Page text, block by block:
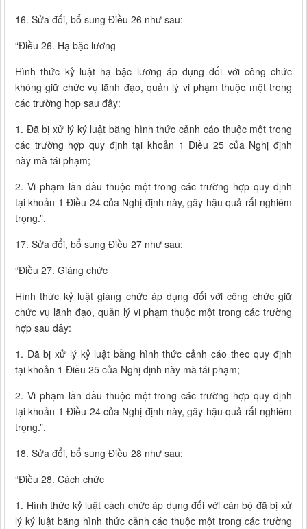
16. Sửa đổi, bổ sung Điều 26 như sau:
“Điều 26. Hạ bậc lương
Hình thức kỷ luật hạ bậc lương áp dụng đối với công chức
không giữ chức vụ lãnh đạo, quản lý vi phạm thuộc một trong
các trường hợp sau đây:
1. Đã bị xử lý kỷ luật bằng hình thức cảnh cáo thuộc một trong
các trường hợp quy định tại khoản 1 Điều 25 của Nghị định
này mà tái phạm;
2. Vi phạm lần đầu thuộc một trong các trường hợp quy định
tại khoản 1 Điều 24 của Nghị định này, gây hậu quả rất nghiêm
trọng.”.
17. Sửa đổi, bổ sung Điều 27 như sau:
“Điều 27. Giáng chức
Hình thức kỷ luật giáng chức áp dụng đối với công chức giữ
chức vụ lãnh đạo, quản lý vi phạm thuộc một trong các trường
hợp sau đây:
1. Đã bị xử lý kỷ luật bằng hình thức cảnh cáo theo quy định
tại khoản 1 Điều 25 của Nghị định này mà tái phạm;
2. Vi phạm lần đầu thuộc một trong các trường hợp quy định
tại khoản 1 Điều 24 của Nghị định này, gây hậu quả rất nghiêm
trọng.”.
18. Sửa đổi, bổ sung Điều 28 như sau:
“Điều 28. Cách chức
1. Hình thức kỷ luật cách chức áp dụng đối với cán bộ đã bị xử
lý kỷ luật bằng hình thức cảnh cáo thuộc một trong các trường